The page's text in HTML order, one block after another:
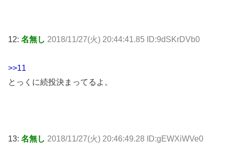
12: 名無し 2018/11/27(火) 20:44:41.85 ID:9dSKrDVb0
>>11
とっくに続投決まってるよ。
13: 名無し 2018/11/27(火) 20:46:49.28 ID:gEWXiWVe0